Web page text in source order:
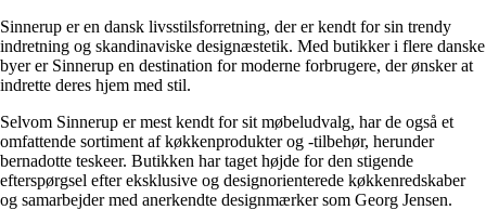
Sinnerup er en dansk livsstilsforretning, der er kendt for sin trendy
indretning og skandinaviske designæstetik. Med butikker i flere danske
byer er Sinnerup en destination for moderne forbrugere, der ønsker at
indrette deres hjem med stil.
Selvom Sinnerup er mest kendt for sit møbeludvalg, har de også et
omfattende sortiment af køkkenprodukter og -tilbehør, herunder
bernadotte teskeer. Butikken har taget højde for den stigende
efterspørgsel efter eksklusive og designorienterede køkkenredskaber
og samarbejder med anerkendte designmærker som Georg Jensen.